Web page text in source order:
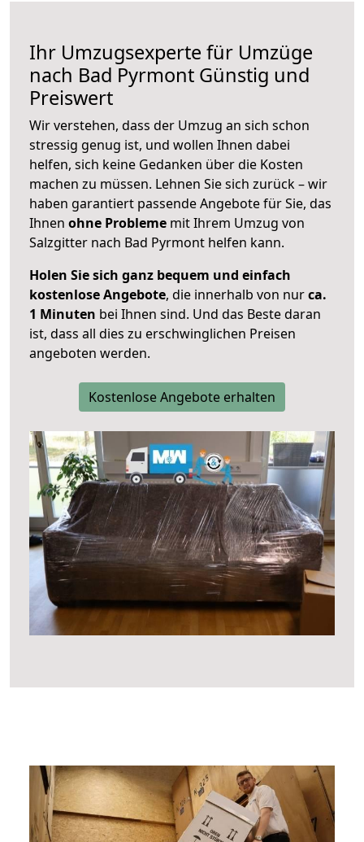
Ihr Umzugsexperte für Umzüge
nach Bad Pyrmont Günstig und
Preiswert
Wir verstehen, dass der Umzug an sich schon
stressig genug ist, und wollen Ihnen dabei
helfen, sich keine Gedanken über die Kosten
machen zu müssen. Lehnen Sie sich zurück – wir
haben garantiert passende Angebote für Sie, das
Ihnen ohne Probleme mit Ihrem Umzug von
Salzgitter nach Bad Pyrmont helfen kann.
Holen Sie sich ganz bequem und einfach
kostenlose Angebote, die innerhalb von nurca.
1 Minuten bei Ihnen sind. Und das Beste daran
ist, dass all dies zu erschwinglichen Preisen
angeboten werden.
Kostenlose Angebote erhalten